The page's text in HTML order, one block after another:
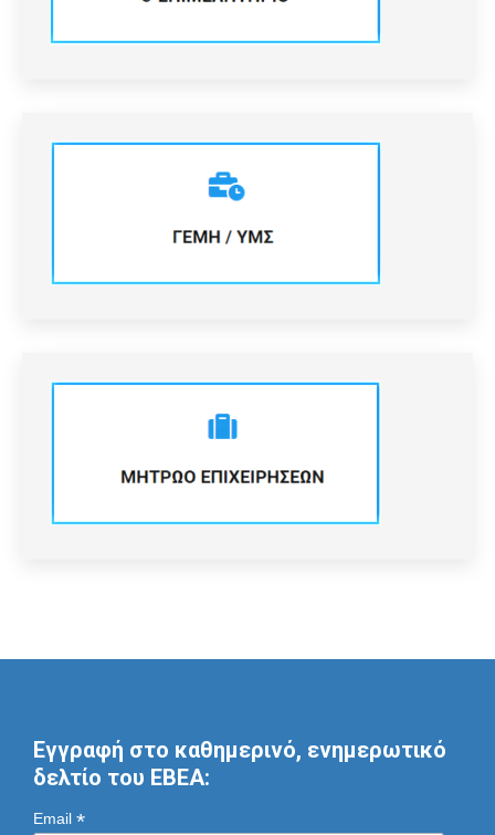
Εγγραφή στο καθημερινό, ενημερωτικό
δελτίο του ΕΒΕΑ:
Email *